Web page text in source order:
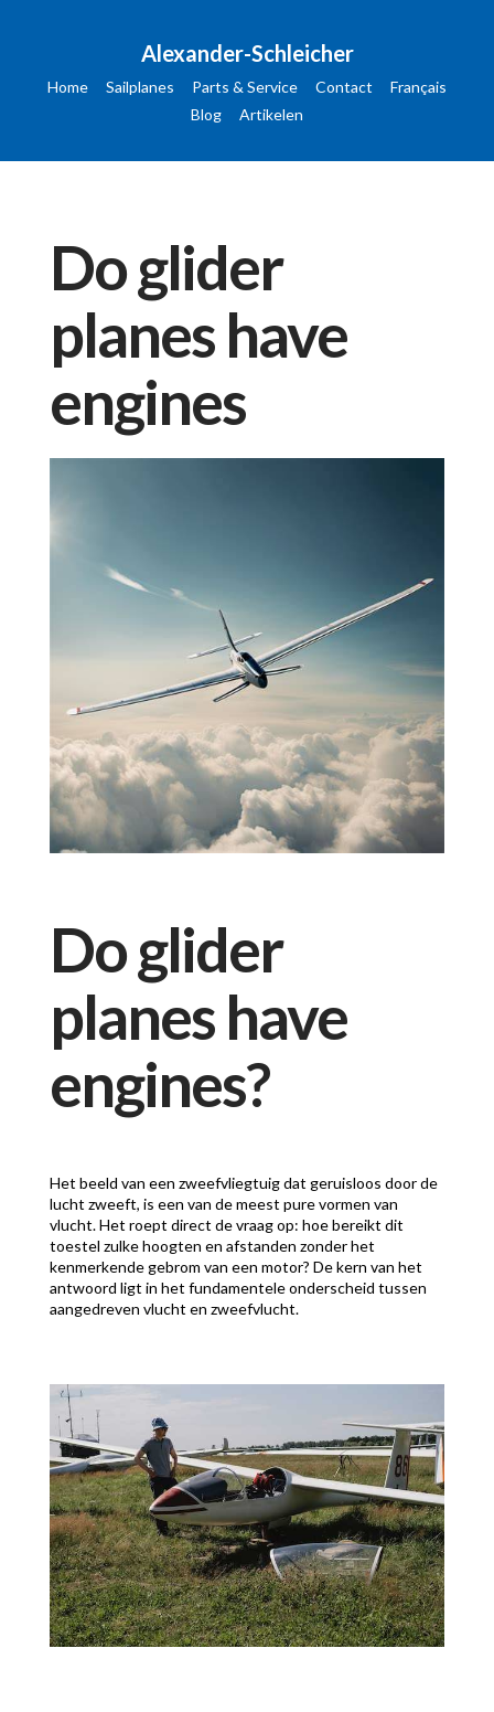
Alexander-Schleicher
Home Sailplanes Parts & Service Contact
Français
Blog
Artikelen
Do glider
planes have
engines
Do glider
planes have
engines?
Het beeld van een zweefvliegtuig dat geruisloos door de
lucht zweeft, is een van de meest pure vormen van
vlucht. Het roept direct de vraag op: hoe bereikt dit
toestel zulke hoogten en afstanden zonder het
kenmerkende gebrom van een motor? De kern van het
antwoord ligt in het fundamentele onderscheid tussen
aangedreven vlucht en zweefvlucht.